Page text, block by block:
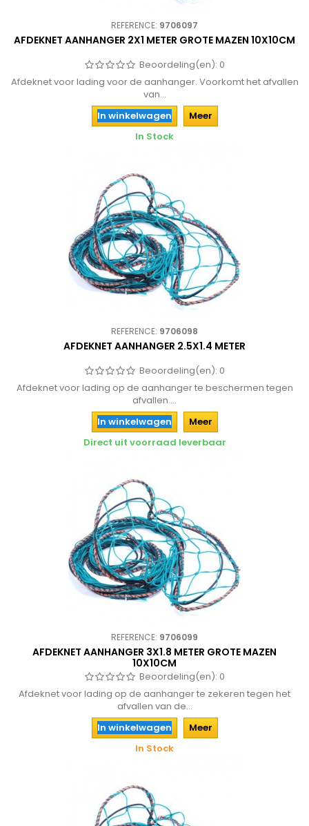
REFERENCE: 9706097
AFDEKNET AANHANGER 2X1 METER GROTE MAZEN 10X10CM
Beoordeling(en): 0
Afdeknet voor lading voor de aanhanger. Voorkomt het afvallen
van...
In winkelwagen
Meer
In Stock
REFERENCE: 9706098
AFDEKNET AANHANGER 2.5X1.4 METER
Beoordeling(en): 0
Afdeknet voor lading op de aanhanger te beschermen tegen
afvallen....
In winkelwagen
Meer
Direct uit voorraad leverbaar
REFERENCE: 9706099
AFDEKNET AANHANGER 3X1.8 METER GROTE MAZEN
10X10CM
Beoordeling(en): 0
Afdeknet voor lading op de aanhanger te zekeren tegen het
afvallen van de...
In winkelwagen
Meer
In Stock